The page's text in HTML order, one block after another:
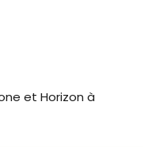
et Horizon à